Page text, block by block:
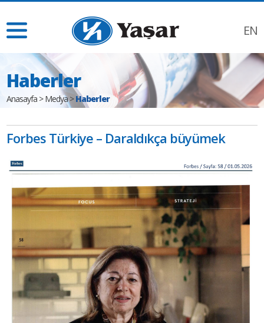
EN
Haberler
Anasayfa >Medya>Haberler
Forbes Türkiye – Daraldıkça büyümek